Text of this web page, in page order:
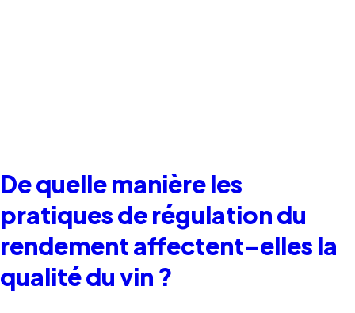
De quelle manière les
pratiques de régulation du
rendement affectent-elles la
qualité du vin ?